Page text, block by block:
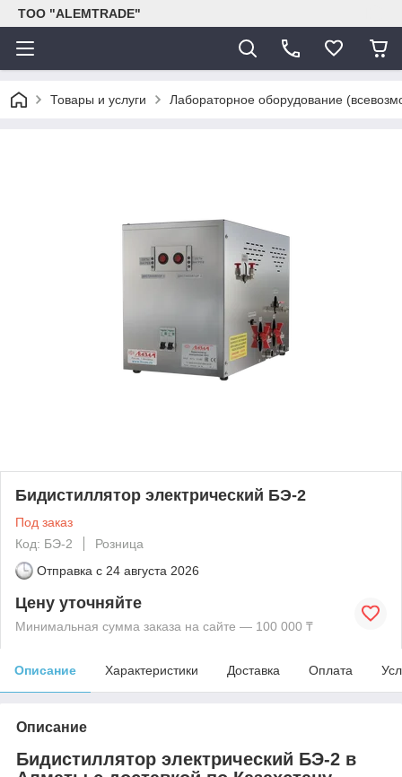
ТОО "ALEMTRADE"
Товары и услуги Лабораторное оборудование
Бидистиллятор электрический БЭ-2
Под заказ
Код: БЭ-2
Розница
Отправка с 24 августа 2026
Цену уточняйте
Минимальная сумма заказа на сайте — 100 000 ₸
Описание Характеристики Доставка Оплата
Описание
Бидистиллятор электрический БЭ-2 в